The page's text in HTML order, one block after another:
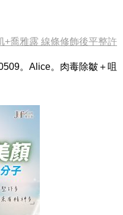
+喬雅露 線條修飾後平整許
。Alice。肉毒除皺＋咀